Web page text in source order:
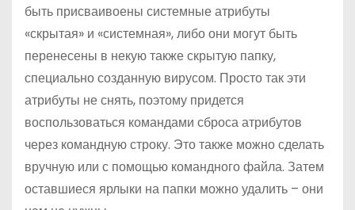
быть присваивоены системные атрибуты
«скрытая» и «системная», либо они могут быть
перенесены в некую также скрытую папку,
специально созданную вирусом. Просто так эти
атрибуты не снять, поэтому придется
воспользоваться командами сброса атрибутов
через командную строку. Это также можно сделать
вручную или с помощью командного файла. Затем
оставшиеся ярлыки на папки можно удалить – они